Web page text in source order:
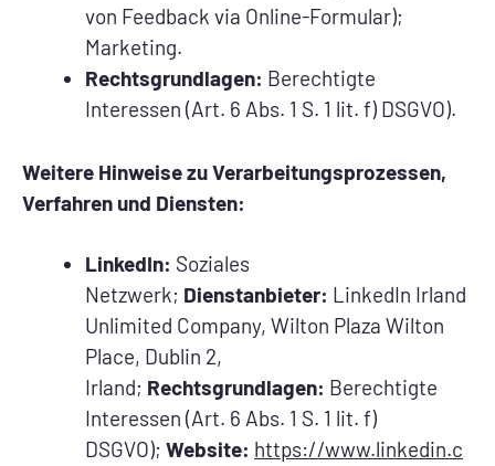
von Feedback via Online-Formular);
Marketing.
Rechtsgrundlagen: Berechtigte
Interessen (Art. 6 Abs. 1 S. 1 lit. f) DSGVO).
Weitere Hinweise zu Verarbeitungsprozessen,
Verfahren und Diensten:
LinkedIn: Soziales
Netzwerk; Dienstanbieter: LinkedIn Irland
Unlimited Company, Wilton Plaza Wilton
Place, Dublin 2,
Irland; Rechtsgrundlagen: Berechtigte
Interessen (Art. 6 Abs. 1 S. 1 lit. f)
DSGVO); Website: https://www.linkedin.c